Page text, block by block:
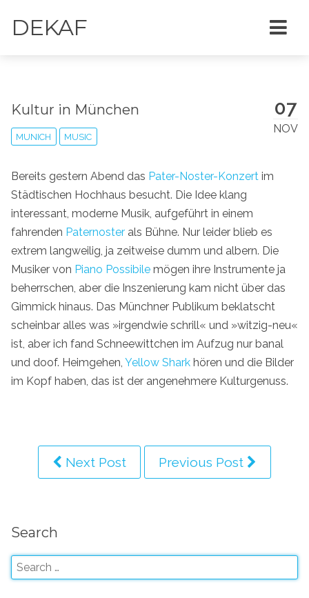
DEKAF
07
NOV
Kultur in München
MUNICH MUSIC
Bereits gestern Abend das Pater-Noster-Konzert im
Städtischen Hochhaus besucht. Die Idee klang
interessant, moderne Musik, aufgeführt in einem
fahrenden Paternoster als Bühne. Nur leider blieb es
extrem langweilig, ja zeitweise dumm und albern. Die
Musiker von Piano Possibile mögen ihre Instrumente ja
beherrschen, aber die Inszenierung kam nicht über das
Gimmick hinaus. Das Münchner Publikum beklatscht
scheinbar alles was »irgendwie schrill« und »witzig-neu«
ist, aber ich fand Schneewittchen im Aufzug nur banal
und doof. Heimgehen, Yellow Shark hören und die Bilder
im Kopf haben, das ist der angenehmere Kulturgenuss.
Next Post Previous Post
Search